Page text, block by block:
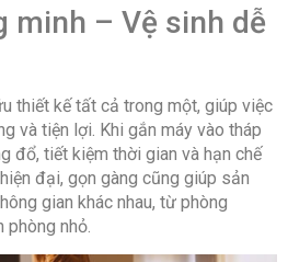
chính sách Hãng.
minh – Vệ sinh dễ
thiết kế tất cả trong một, giúp việc
và tiện lợi. Khi gắn máy vào tháp
đổ, tiết kiệm thời gian và hạn chế
đại, gọn gàng cũng giúp sản
gian khác nhau, từ phòng
phòng nhỏ.